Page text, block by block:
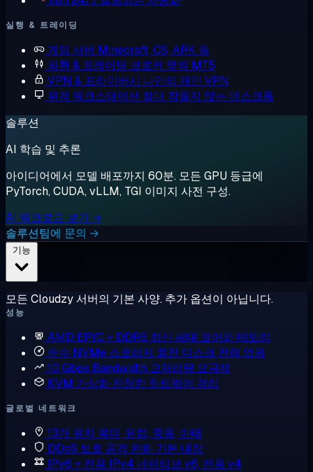
실행 & 트레이딩
게임 서버 Minecraft, CS, ARK 등
외환 & 트레이딩 브로커 옆의 MT5
VPN & 프라이버시 나만의 개인 VPN
원격 워크스테이션 절대 잠들지 않는 데스크톱
솔루션
AI 학습 및 추론
아이디어에서 모델 배포까지 60분. 모든 GPU 등급에
PyTorch, CUDA, vLLM, TGI 이미지 사전 구성.
AI 워크로드 보기 →
솔루션팀에 문의 →
모든 Cloudzy 서버의 기본 사양. 추가 옵션이 아닙니다.
성능
AMD EPYC + DDR5 최신 세대 코어와 메모리
순수 NVMe 스토리지 회전 디스크 전혀 없음
10 Gbps Bandwidth 고처리량 요금제
KVM 가상화 진정한 하드웨어 격리
글로벌 네트워크
13개 위치 북미, 유럽, 중동, 아태
DDoS 보호 공격 완화 기본 내장
IPv6 + 전용 IPv4 네이티브 v6, 전용 v4